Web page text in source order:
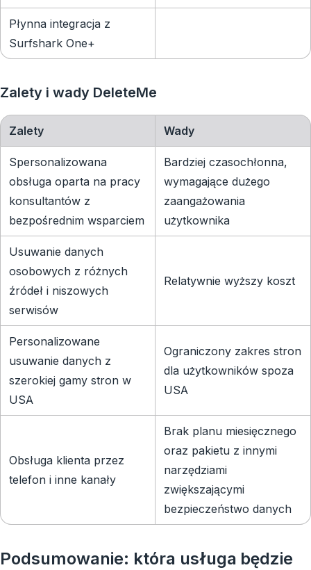
Płynna integracja z
Surfshark One+
Zalety i wady DeleteMe
Zalety Wady
Spersonalizowana
obsługa oparta na pracy
konsultantów z
bezpośrednim wsparciem
Bardziej czasochłonna,
wymagające dużego
zaangażowania
użytkownika
Usuwanie danych
osobowych z różnych
źródeł i niszowych
serwisów
Relatywnie wyższy koszt
Personalizowane
usuwanie danych z
szerokiej gamy stron w
USA
Ograniczony zakres stron
dla użytkowników spoza
USA
Obsługa klienta przez
telefon i inne kanały
Brak planu miesięcznego
oraz pakietu z innymi
narzędziami
zwiększającymi
bezpieczeństwo danych
Podsumowanie: która usługa będzie